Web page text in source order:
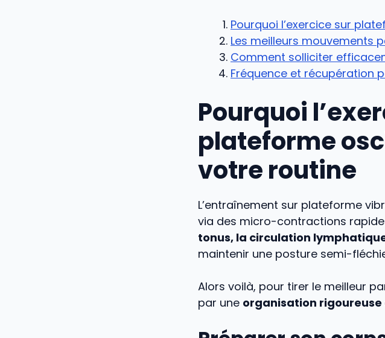
Pourquoi l’exercice sur
Les meilleurs mouvements
Comment solliciter
Fréquence et récupération
Pourquoi
plateforme
votre routine
L’entraînement sur plateforme
via des micro-contractions
tonus, la circulation
maintenir une posture semi-
Alors voilà, pour tirer le meilleur
par une organisation